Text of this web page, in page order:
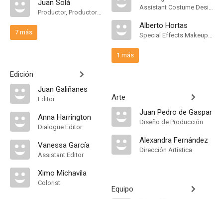
Juan Solá
Productor, Productor Ejecutivo
7 más
Edición
Juan Galiñanes
Editor
Anna Harrington
Dialogue Editor
Vanessa García
Assistant Editor
Ximo Michavila
Colorist
Assistant Costume Designer
Alberto Hortas
Special Effects Makeup Artist
1 más
Arte
Juan Pedro de Gaspar
Diseño de Producción
Alexandra Fernández
Dirección Artística
Equipo